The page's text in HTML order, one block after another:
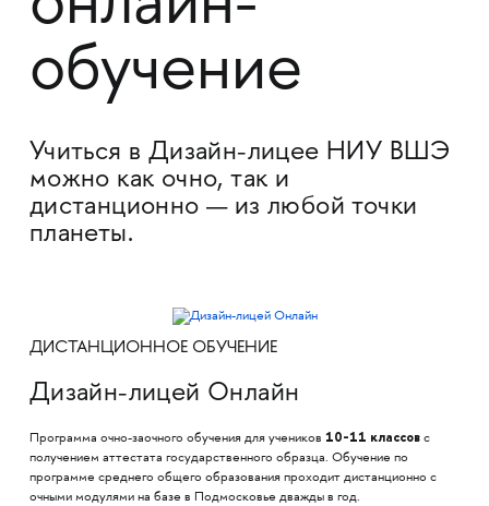
обучение
Учиться в Дизайн-лицее НИУ ВШЭ
можно как очно, так и
дистанционно — из любой точки
планеты.
ДИСТАНЦИОННОЕ ОБУЧЕНИЕ
Дизайн-лицей Онлайн
Программа очно-заочного обучения для учеников 10-11 классовс
получением аттестата государственного образца. Обучение по
программе среднего общего образования проходит дистанционно с
очными модулями на базе в Подмосковье дважды в год.